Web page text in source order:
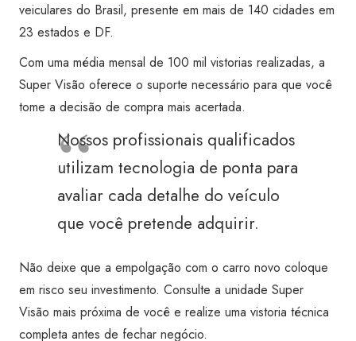
veiculares do Brasil, presente em mais de 140 cidades em
23 estados e DF.
Com uma média mensal de 100 mil vistorias realizadas, a
Super Visão oferece o suporte necessário para que você
tome a decisão de compra mais acertada.
Nossos profissionais qualificados
utilizam tecnologia de ponta para
avaliar cada detalhe do veículo
que você pretende adquirir.
Não deixe que a empolgação com o carro novo coloque
em risco seu investimento. Consulte a unidade Super
Visão mais próxima de você e realize uma vistoria técnica
completa antes de fechar negócio.